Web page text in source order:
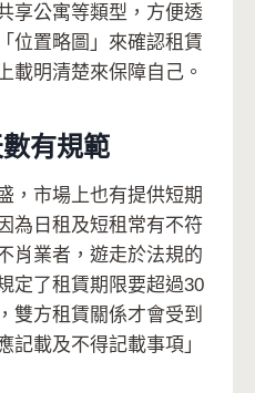
享公寓等類型，方便透
位置略圖」來確認租賃
載明清楚來保障自己。
有規範
，市場上也有提供短期
為日租及短租常有不符
肖業者，遊走於法規的
定了租賃期限要超過30
雙方租賃關係才會受到
記載及不得記載事項」